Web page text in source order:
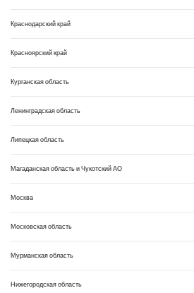
Краснодарский край
Красноярский край
Курганская область
Ленинградская область
Липецкая область
Магаданская область и Чукотский АО
Москва
Московская область
Мурманская область
Нижегородская область